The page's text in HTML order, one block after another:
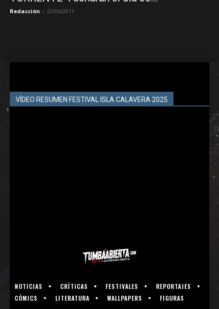
Redacción - 22/06/2011
VÍDEO RESUMEN FESTIVAL ISLA CALAVERA 2025
NOTICIAS CRÍTICAS FESTIVALES
REPORTAJES
CÓMICS
LITERATURA WALLPAPERS FIGURAS